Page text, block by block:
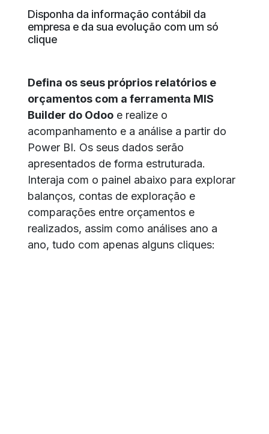
Disponha da informação contábil da
empresa e da sua evolução com um só
clique
Defina os seus próprios relatórios e
orçamentos com a ferramenta MIS
Builder do Odoo e realize o
acompanhamento e a análise a partir do
Power BI. Os seus dados serão
apresentados de forma estruturada.
Interaja com o painel abaixo para explorar
balanços, contas de exploração e
comparações entre orçamentos e
realizados, assim como análises ano a
ano, tudo com apenas alguns cliques: